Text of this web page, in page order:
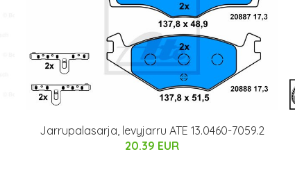
Jarrupalasarja, levyjarru ATE 13.0460-7059.2
20.39 EUR